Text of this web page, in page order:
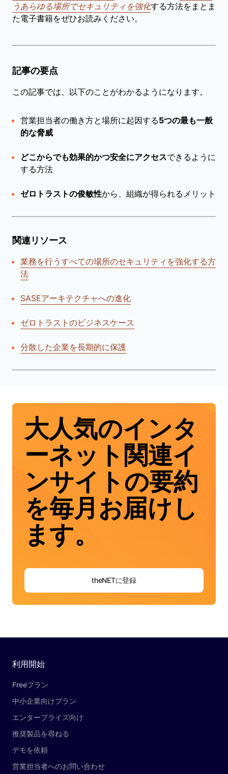
うあらゆる場所でセキュリティを強化する方法をまとま
た電子書籍をぜひお読みください。
記事の要点
この記事では、以下のことがわかるようになります。
営業担当者の働き方と場所に起因する5つの最も一般
的な脅威
どこからでも効果的かつ安全にアクセスできるように
する方法
ゼロトラストの俊敏性から、組織が得られるメリット
関連リソース
業務を行うすべての場所のセキュリティを強化する方
法
SASEアーキテクチャへの進化
ゼロトラストのビジネスケース
分散した企業を長期的に保護
大人気のインタ
ーネット関連イ
ンサイトの要約
を毎月お届けし
ます。
theNETに登録
利用開始
Freeプラン
中小企業向けプラン
エンタープライズ向け
推奨製品を尋ねる
デモを依頼
営業担当者へのお問い合わせ